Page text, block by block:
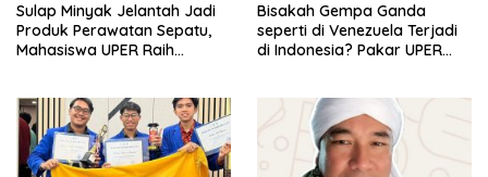
Sulap Minyak Jelantah Jadi
Produk Perawatan Sepatu,
Mahasiswa UPER Raih
Bisakah Gempa Ganda
seperti di Venezuela Terjadi
di Indonesia? Pakar UPER